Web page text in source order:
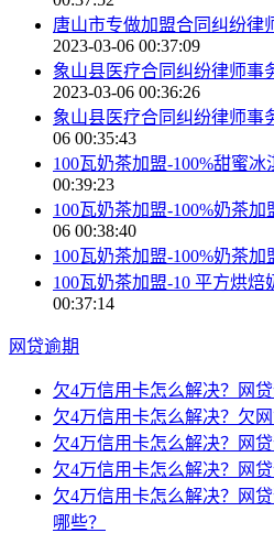
唐山市专做加盟合同纠纷律
2023-03-06 00:37:09
象山县医疗合同纠纷律师事
2023-03-06 00:36:26
象山县医疗合同纠纷律师事
06 00:35:43
100瓦奶茶加盟-100%甜蜜冰
00:39:23
100瓦奶茶加盟-100%奶茶加
06 00:38:40
100瓦奶茶加盟-100%奶茶加
100瓦奶茶加盟-10 平方烘焙
00:37:14
网贷逾期
欠4万信用卡怎么解决？网
欠4万信用卡怎么解决？欠
欠4万信用卡怎么解决？网
欠4万信用卡怎么解决？网
欠4万信用卡怎么解决？网
哪些？